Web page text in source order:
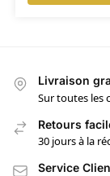
Livraison
Sur toutes les
Retours
30 jours à la
Service